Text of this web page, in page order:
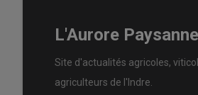
L'Aurore Paysanne
Site d'actualités agricoles,
agriculteurs de l'Indre.